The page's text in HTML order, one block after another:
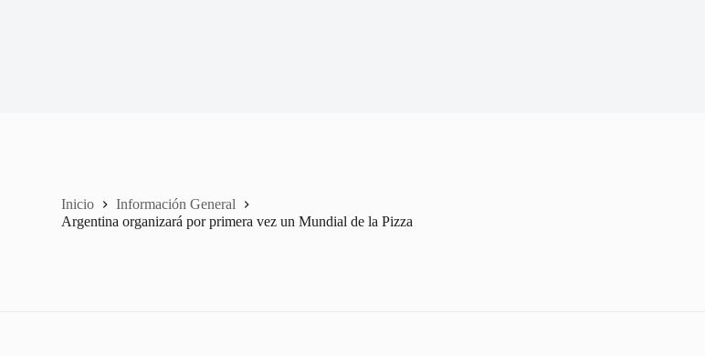
Inicio
Información General
Argentina organizará por primera vez un Mundial de la Pizza